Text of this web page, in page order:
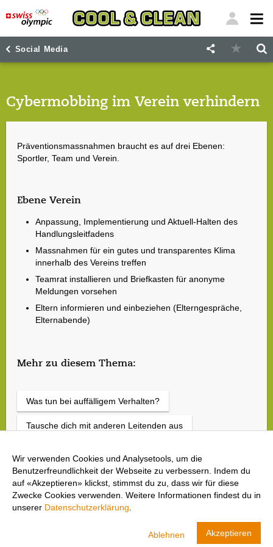
Social Media
Cybermobbing im Verein verhindern
Präventionsmassnahmen braucht es auf drei Ebenen:
Sportler, Team und Verein.
Ebene Verein
Anpassung, Implementierung und Aktuell-Halten des
Handlungsleitfadens
Massnahmen für ein gutes und transparentes Klima
innerhalb des Vereins treffen
Teamrat installieren und Briefkasten für anonyme
Meldungen vorsehen
Eltern informieren und einbeziehen (Elterngespräche,
Elternabende)
Mehr zu diesem Thema:
Was tun bei auffälligem Verhalten?
Tausche dich mit anderen Leitenden aus
Wir verwenden Cookies und Analysetools, um die
Benutzerfreundlichkeit der Webseite zu verbessern. Indem du
auf «Akzeptieren» klickst, stimmst du zu, dass wir für diese
Zwecke Cookies verwenden. Weitere Informationen findest du in
unserer Datenschutzerklärung
Ablehnen Akzeptieren
ANZEIGEN